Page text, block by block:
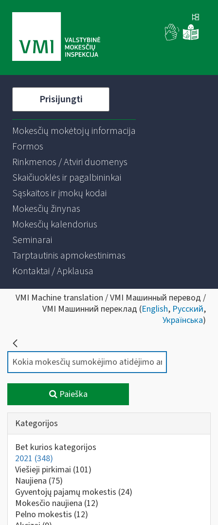
Prisijungti
Mokesčių mokėtojų informacija
Formos
Rinkmenos / Atviri duomenys
Skaičiuoklės ir pagalbininkai
Sąskaitos ir įmokų kodai
Mokesčių žinynas
Mokesčių kalendorius
Seminarai
Tarptautinis apmokestinimas
Kontaktai / Apklausa
VMI Machine translation / VMI Машинный перевод /
VMI Машинний переклад (English, Русский,
Українська)
Paieška
Kategorijos
Bet kurios kategorijos
2021 (348)
Viešieji pirkimai (101)
Naujiena (75)
Gyventojų pajamų mokestis (24)
Mokesčio naujiena (12)
Pelno mokestis (12)